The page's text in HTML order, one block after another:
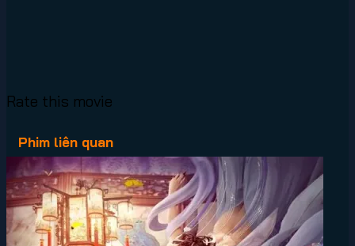
Rate this movie
Phim liên quan